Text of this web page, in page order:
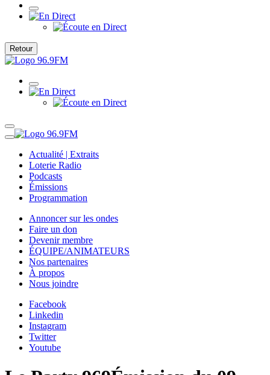
Retour
Actualité | Extraits
Loterie Radio
Podcasts
Émissions
Programmation
Annoncer sur les ondes
Faire un don
Devenir membre
ÉQUIPE/ANIMATEURS
Nos partenaires
À propos
Nous joindre
Facebook
Linkedin
Instagram
Twitter
Youtube